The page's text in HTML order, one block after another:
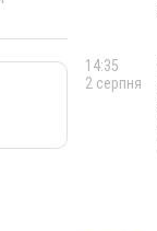
14:35
2 серпня